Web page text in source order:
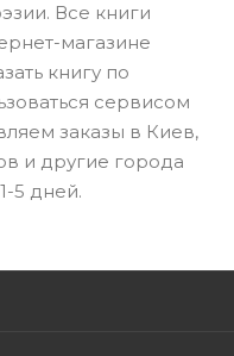
Все книги
магазине
книгу по
сервисом
заказы в Киев,
и другие города
5 дней.